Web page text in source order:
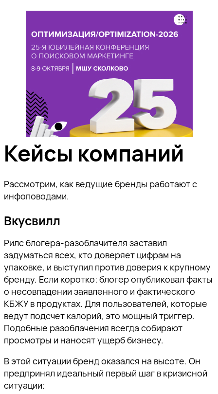
Кейсы компаний
Рассмотрим, как ведущие бренды работают с
инфоповодами.
Вкусвилл
Рилс блогера-разоблачителя заставил
задуматься всех, кто доверяет цифрам на
упаковке, и выступил против доверия к крупному
бренду. Если коротко: блогер опубликовал факты
о несовпадении заявленного и фактического
КБЖУ в продуктах. Для пользователей, которые
ведут подсчет калорий, это мощный триггер.
Подобные разоблачения всегда собирают
просмотры и наносят ущерб бизнесу.
В этой ситуации бренд оказался на высоте. Он
предпринял идеальный первый шаг в кризисной
ситуации: